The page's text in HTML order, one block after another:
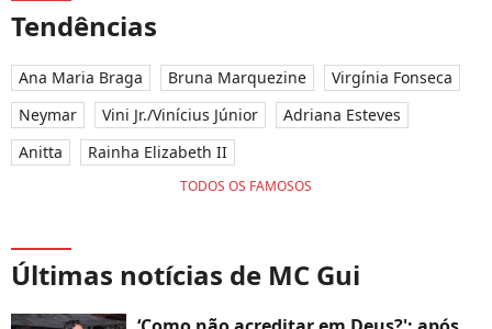
Tendências
Ana Maria Braga Bruna Marquezine
Virgínia Fonseca
Neymar
Vini Jr./Vinícius Júnior
Adriana Esteves
Anitta
Rainha Elizabeth II
TODOS OS FAMOSOS
Últimas notícias de MC Gui